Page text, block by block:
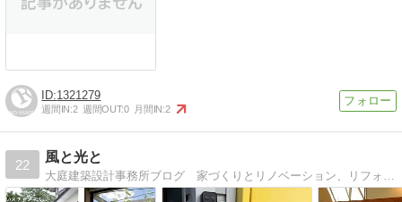
1321279
週間IN:2 週間OUT:0 月間IN:2
22
風と光と